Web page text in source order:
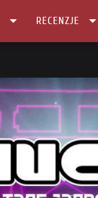
RECENZJE